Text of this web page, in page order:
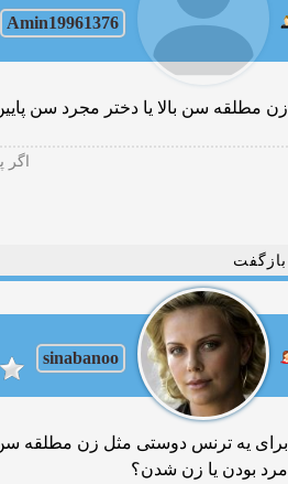
Amin19961376
زن مطلقه سن بالا یا دختر مجرد سن
اگر
بازگفت
sinabanoo
برای یه ترنس دوستی مثل زن مطلقه سن
مرد بودن یا زن شدن؟